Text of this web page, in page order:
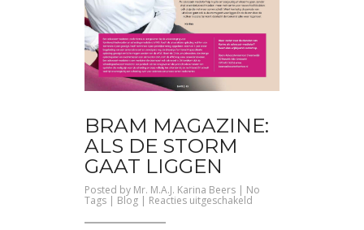
BRAM MAGAZINE:
ALS DE STORM
GAAT LIGGEN
Posted by Mr. M.A.J. Karina Beers | No
Tags | Blog | Reacties uitgeschakeld